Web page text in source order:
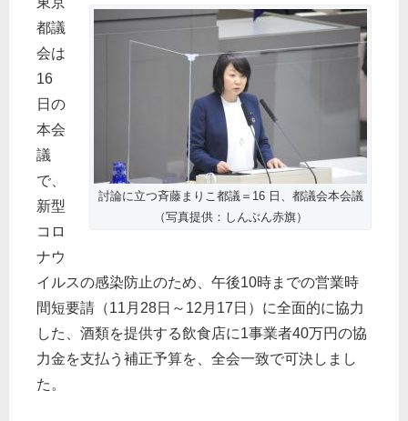
討論に立つ斉藤まりこ都議＝16 日、都議会本会議
（写真提供：しんぶん赤旗）
都議
会は
16
日の
本会
議
で、
新型
コロ
ナウ
イルスの感染防止のため、午後10時までの営業時
間短要請（11月28日～12月17日）に全面的に協力
した、酒類を提供する飲食店に1事業者40万円の協
力金を支払う補正予算を、全会一致で可決しまし
た。